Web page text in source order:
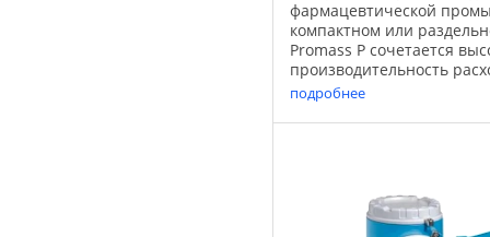
фармацевтической
компактном или
Promass P сочетается
производительность
трубами изогнутой
приборов с прямыми
необходимости ...
подробнее